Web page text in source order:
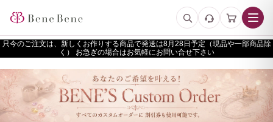
只今のご注文は、新しくお作りする商品で発送は
予定（現品や一部商品除
く） お急ぎの場合はお気軽にお問い合せ下さい